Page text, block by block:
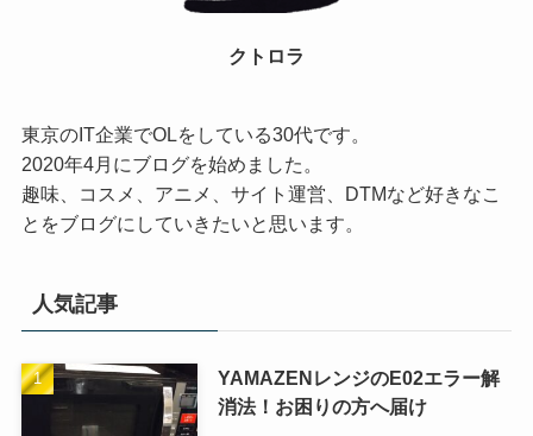
クトロラ
東京のIT企業でOLをしている30代です。
2020年4月にブログを始めました。
趣味、コスメ、アニメ、サイト運営、DTMなど好きなこ
とをブログにしていきたいと思います。
人気記事
YAMAZENレンジのE02エラー解
消法！お困りの方へ届け